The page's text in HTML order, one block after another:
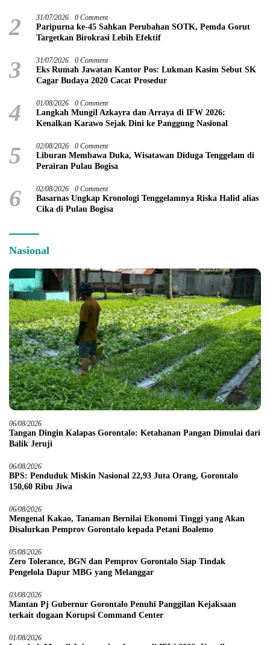
2 31/07/2026 0 Comment
Paripurna ke-45 Sahkan Perubahan SOTK, Pemda Gorut
Targetkan Birokrasi Lebih Efektif
3 31/07/2026 0 Comment
Eks Rumah Jawatan Kantor Pos: Lukman Kasim Sebut SK
Cagar Budaya 2020 Cacat Prosedur
4 01/08/2026 0 Comment
Langkah Mungil Azkayra dan Arraya di IFW 2026:
Kenalkan Karawo Sejak Dini ke Panggung Nasional
5 02/08/2026 0 Comment
Liburan Membawa Duka, Wisatawan Diduga Tenggelam di
Perairan Pulau Bogisa
6 02/08/2026 0 Comment
Basarnas Ungkap Kronologi Tenggelamnya Riska Halid alias
Cika di Pulau Bogisa
Nasional
06/08/2026
Tangan Dingin Kalapas Gorontalo: Ketahanan Pangan Dimulai dari
Balik Jeruji
06/08/2026
BPS: Penduduk Miskin Nasional 22,93 Juta Orang, Gorontalo
150,60 Ribu Jiwa
06/08/2026
Mengenal Kakao, Tanaman Bernilai Ekonomi Tinggi yang Akan
Disalurkan Pemprov Gorontalo kepada Petani Boalemo
05/08/2026
Zero Tolerance, BGN dan Pemprov Gorontalo Siap Tindak
Pengelola Dapur MBG yang Melanggar
03/08/2026
Mantan Pj Gubernur Gorontalo Penuhi Panggilan Kejaksaan
terkait dugaan Korupsi Command Center
01/08/2026